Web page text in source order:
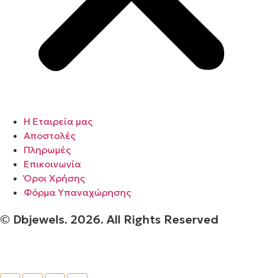
Η Εταιρεία μας
Αποστολές
Πληρωμές
Επικοινωνία
Όροι Χρήσης
Φόρμα Υπαναχώρησης
© Dbjewels. 2026. All Rights Reserved